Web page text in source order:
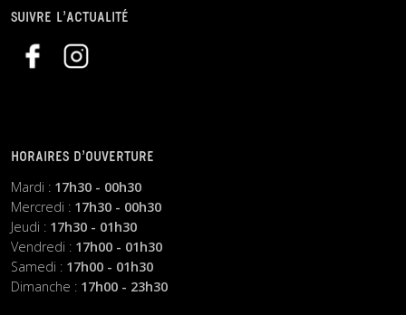
SUIVRE L’ACTUALITÉ
HORAIRES D’OUVERTURE
Mardi : 17h30 - 00h30
Mercredi : 17h30 - 00h30
Jeudi : 17h30 - 01h30
Vendredi : 17h00 - 01h30
Samedi : 17h00 - 01h30
Dimanche : 17h00 - 23h30